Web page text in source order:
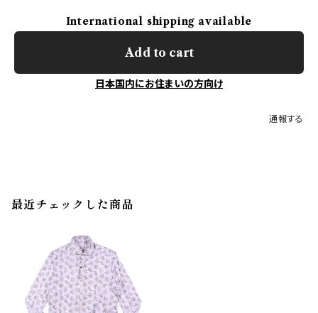
International shipping available
Add to cart
日本国内にお住まいの方向け
通報する
最近チェックした商品